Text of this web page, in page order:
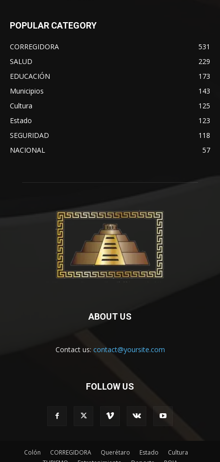
POPULAR CATEGORY
CORREGIDORA
531
SALUD
229
EDUCACIÓN
173
Municipios
143
Cultura
125
Estado
123
SEGURIDAD
118
NACIONAL
57
ABOUT US
Contact us: contact@yoursite.com
FOLLOW US
Colón CORREGIDORA Querétaro Estado
Cultura